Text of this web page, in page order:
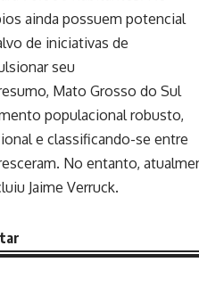
ainda possuem potencial
de iniciativas de
seu
Mato Grosso do Sul
populacional robusto,
e classificando-se entre
No entanto,
Jaime Verruck.